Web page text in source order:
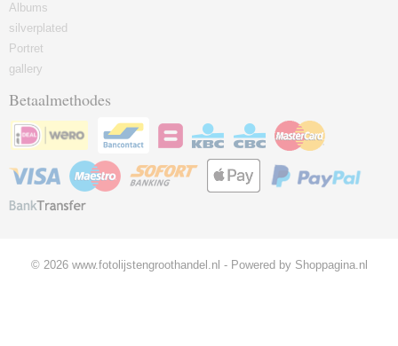
Albums
silverplated
Portret
gallery
Betaalmethodes
© 2026 www.fotolijstengroothandel.nl - Powered by Shoppagina.nl